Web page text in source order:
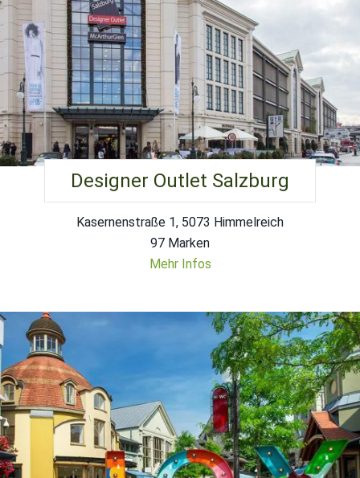
Designer Outlet Salzburg
Kasernenstraße 1, 5073 Himmelreich
97 Marken
Mehr Infos